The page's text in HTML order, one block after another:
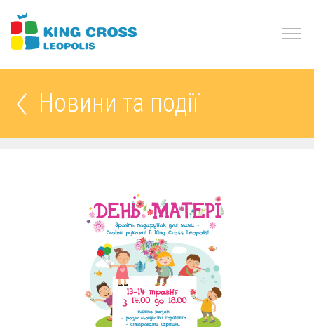
Новини та події